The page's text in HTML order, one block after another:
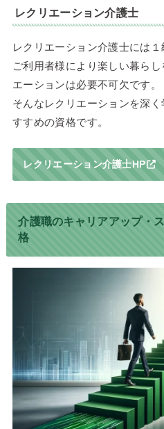
レクリエーション介護士
レクリエーション介護士には１
ご利用者様により楽しい暮ら
エーションは必要不可欠です。
そんなレクリエーションを深
すすめの資格です。
レクリエーション介護士HP
介護職のキャリアアップ・
格